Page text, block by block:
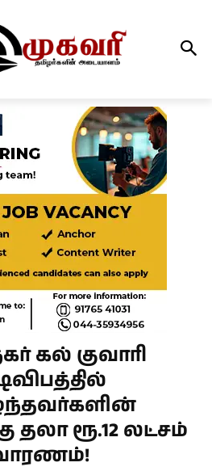
கல் குவாரி
தலா ரூ.12 லட்சம்